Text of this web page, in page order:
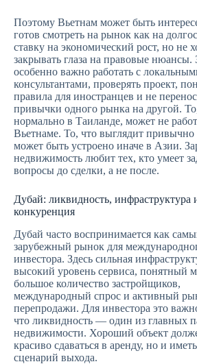
Поэтому Вьетнам может быть
готов смотреть на рынок как на
ставку на экономический рост, но не
закрывать глаза на правовые нюансы.
особенно важно работать с
консультантами, проверять проект,
правила для иностранцев и не
привычки одного рынка на другой.
нормально в Таиланде, может не
Вьетнаме. То, что выглядит привычно
может быть устроено иначе в Азии.
недвижимость любит тех, кто умеет
вопросы до сделки, а не после.
Дубай: ликвидность, инфраструктура
конкуренция
Дубай часто воспринимается как
зарубежный рынок для
инвестора. Здесь сильная
высокий уровень сервиса, понятный
большое количество застройщиков,
международный спрос и активный
перепродажи. Для инвестора это
что ликвидность — один из главных
недвижимости. Хороший объект
красиво сдаваться в аренду, но и
сценарий выхода.